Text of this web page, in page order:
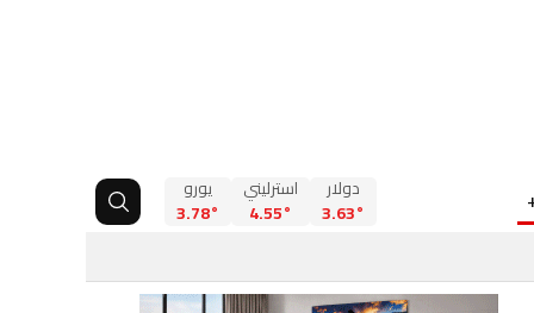
دولار
3.63°
استرليني
4.55°
يورو
3.78°